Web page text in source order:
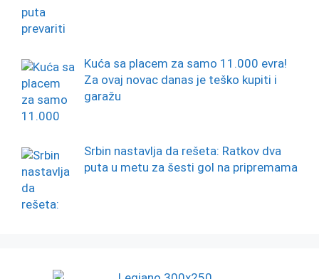
Kuća sa placem za samo 11.000 evra!
Za ovaj novac danas je teško kupiti i
garažu
Srbin nastavlja da rešeta: Ratkov dva
puta u metu za šesti gol na pripremama